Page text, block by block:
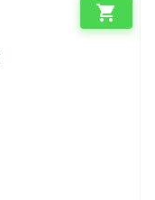
shopping_cart